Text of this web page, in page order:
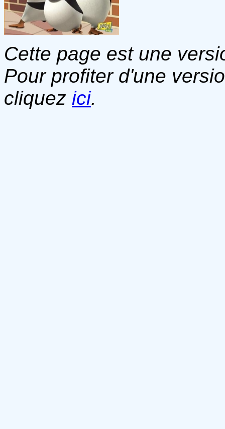
Cette page est une
Pour profiter d'une
cliquez ici.